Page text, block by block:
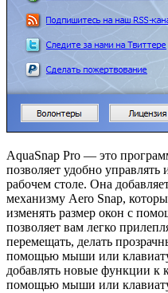
AquaSnap Pro — это
позволяет удобно управлять
рабочем столе. Она
механизму Aero Snap,
изменять размер окон с
позволяет вам легко
перемещать, делать
помощью мыши или
добавлять новые функции к
помощью мыши или